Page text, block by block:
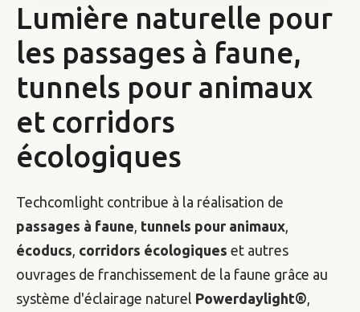
Lumière naturelle pour
les passages à faune,
tunnels pour animaux
et corridors
écologiques
Techcomlight contribue à la réalisation de
passages à faune tunnels pour animaux
écoducs corridors écologiques et autres
ouvrages de franchissement de la faune grâce au
système d'éclairage naturel Powerdaylight®